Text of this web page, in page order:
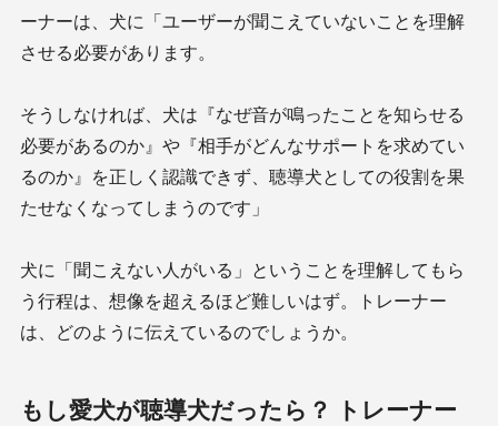
ーナーは、犬に「ユーザーが聞こえていないことを理解
させる必要があります。
そうしなければ、犬は『なぜ音が鳴ったことを知らせる
必要があるのか』や『相手がどんなサポートを求めてい
るのか』を正しく認識できず、聴導犬としての役割を果
たせなくなってしまうのです」
犬に「聞こえない人がいる」ということを理解してもら
う行程は、想像を超えるほど難しいはず。トレーナー
は、どのように伝えているのでしょうか。
もし愛犬が聴導犬だったら？ トレーナー